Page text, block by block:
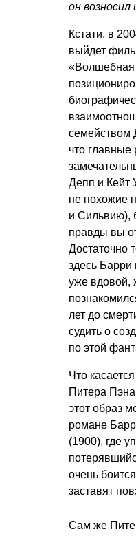
он возносил
Кстати, в
выйдет
«Волшебная
семейством
что
Депп и Кейт
не похожие
и Сильвию),
правды вы
Достаточно
здесь Барри
уже вдовой,
лет до
судить о
по этой
Что
Питера
этот образ
романе
(1900), где
очень
заставят
Сам же